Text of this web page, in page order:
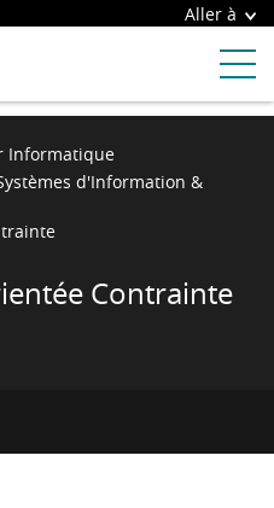
Aller à
Informatique
d'Information &
Contrainte